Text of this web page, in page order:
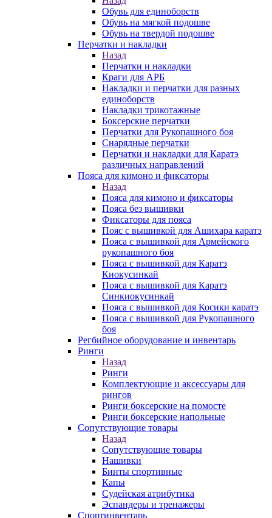
Обувь для единоборств
Обувь на мягкой подошве
Обувь на твердой подошве
Перчатки и накладки
Назад
Перчатки и накладки
Краги для АРБ
Накладки и перчатки для разных
единоборств
Накладки трикотажные
Боксерские перчатки
Перчатки для Рукопашного боя
Снарядные перчатки
Перчатки и накладки для Каратэ
различных направлений
Пояса для кимоно и фиксаторы
Назад
Пояса для кимоно и фиксаторы
Пояса без вышивки
Фиксаторы для пояса
Пояс с вышивкой для Ашихара каратэ
Пояса с вышивкой для Армейского
рукопашного боя
Пояса с вышивкой для Каратэ
Киокусинкай
Пояса с вышивкой для Каратэ
Синкиокусинкай
Пояса с вышивкой для Косики каратэ
Пояса с вышивкой для Рукопашного
боя
Регбийное оборудование и инвентарь
Ринги
Назад
Ринги
Комплектующие и аксессуары для
рингов
Ринги боксерские на помосте
Ринги боксерские напольные
Сопутствующие товары
Назад
Сопутствующие товары
Нашивки
Бинты спортивные
Капы
Судейская атрибутика
Эспандеры и тренажеры
Спортинвентарь